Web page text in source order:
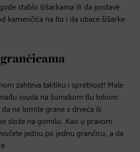
stablo šišarkama ili da postave
kamenčića na tlo i da ubace šišarke
zahteva taktiku i spretnost! Male
svuda na šumskom tlu tokom
ne lomite grane s drveća ili
slože na gomilu. Kao u pravom
jednu po jednu grančicu, a da